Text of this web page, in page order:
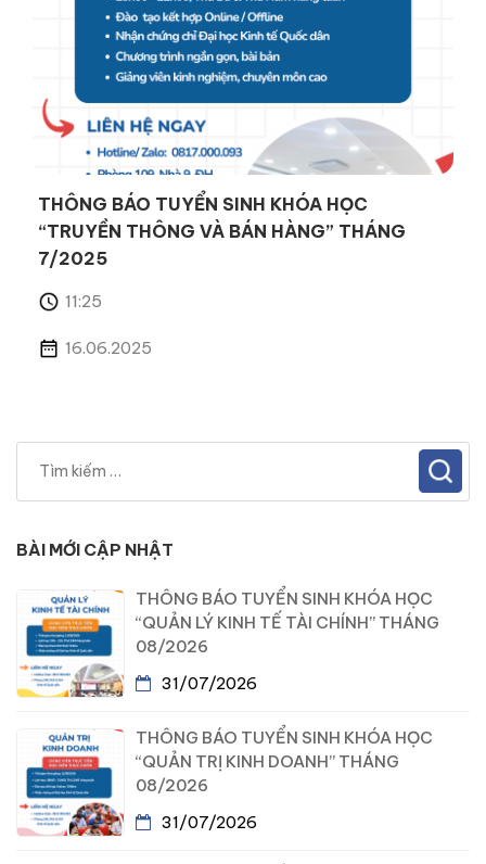
THÔNG BÁO TUYỂN SINH KHÓA HỌC
“TRUYỀN THÔNG VÀ BÁN HÀNG” THÁNG
7/2025
11:25
16.06.2025
BÀI MỚI CẬP NHẬT
THÔNG BÁO TUYỂN SINH KHÓA HỌC
“QUẢN LÝ KINH TẾ TÀI CHÍNH” THÁNG
08/2026
31/07/2026
THÔNG BÁO TUYỂN SINH KHÓA HỌC
“QUẢN TRỊ KINH DOANH” THÁNG
08/2026
31/07/2026